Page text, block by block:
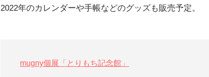
2022年のカレンダーや手帳などのグッズも販売予定。
mugny個展「とりもち記念館」